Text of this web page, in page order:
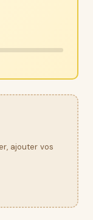
ajouter vos